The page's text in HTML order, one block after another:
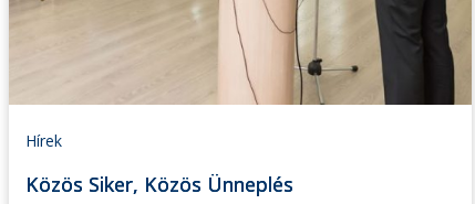
Hírek
Közös Siker, Közös Ünneplés